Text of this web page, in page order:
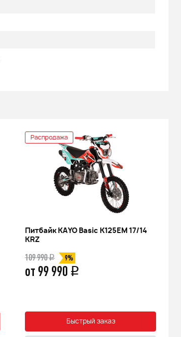
Распродажа
Питбайк KAYO Basic K125EM 17/14
KRZ
109 990q 9%
от 99 990 q
Быстрый заказ